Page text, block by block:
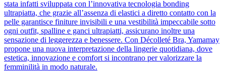
stata infatti sviluppata con l’innovativa tecnologia bonding
ultrapiatta, che grazie all’assenza di elastici a diretto contatto con la
pelle garantisce finiture invisibili e una vestibilità impeccabile sotto
ogni outfit, spalline e ganci ultrapiatti, assicurano inoltre una
sensazione di leggerezza e benessere. Con Décolleté Bra, Yamamay
propone una nuova interpretazione della lingerie quotidiana, dove
estetica, innovazione e comfort si incontrano per valorizzare la
femminilità in modo naturale.